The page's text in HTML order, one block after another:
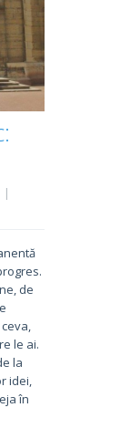
|
de
le ai.
la
idei,
în